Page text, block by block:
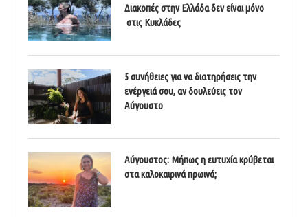
Διακοπές στην Ελλάδα δεν είναι μόνο
στις Κυκλάδες
5 συνήθειες για να διατηρήσεις την
ενέργειά σου, αν δουλεύεις τον
Αύγουστο
Αύγουστος: Μήπως η ευτυχία κρύβεται
στα καλοκαιρινά πρωινά;